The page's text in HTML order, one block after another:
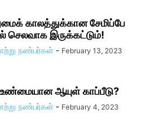
காலத்துக்கான சேமிப்பே
செலவாக இருக்கட்டும்!
நண்பர்கள் - February 13, 2023
உண்மையான ஆயுள் காப்பீடு?
நண்பர்கள் - February 4, 2023